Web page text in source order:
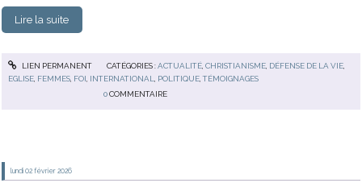
Lire la suite
LIEN PERMANENT CATÉGORIES :ACTUALITÉ, CHRISTIANISME, DÉFENSE DE LA VIE,
EGLISE, FEMMES, FOI, INTERNATIONAL, POLITIQUE,TÉMOIGNAGES
0 COMMENTAIRE
lundi 02 février 2026